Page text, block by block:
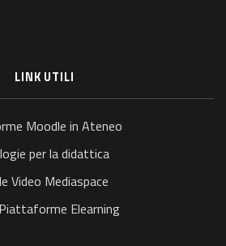
LINK UTILI
Moodle in Ateneo
per la didattica
Video Mediaspace
Elearning